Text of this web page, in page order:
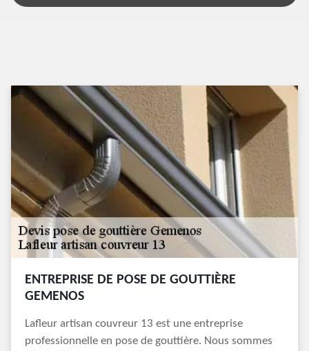
ENTREPRISE DE POSE DE GOUTTIÈRE
GEMENOS
Lafleur artisan couvreur 13 est une entreprise
professionnelle en pose de gouttière. Nous sommes